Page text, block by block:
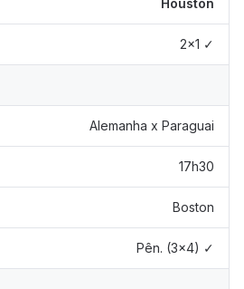
Houston
2x1 ✓
Alemanha x Paraguai
17h30
Boston
Pên. (3x4) ✓